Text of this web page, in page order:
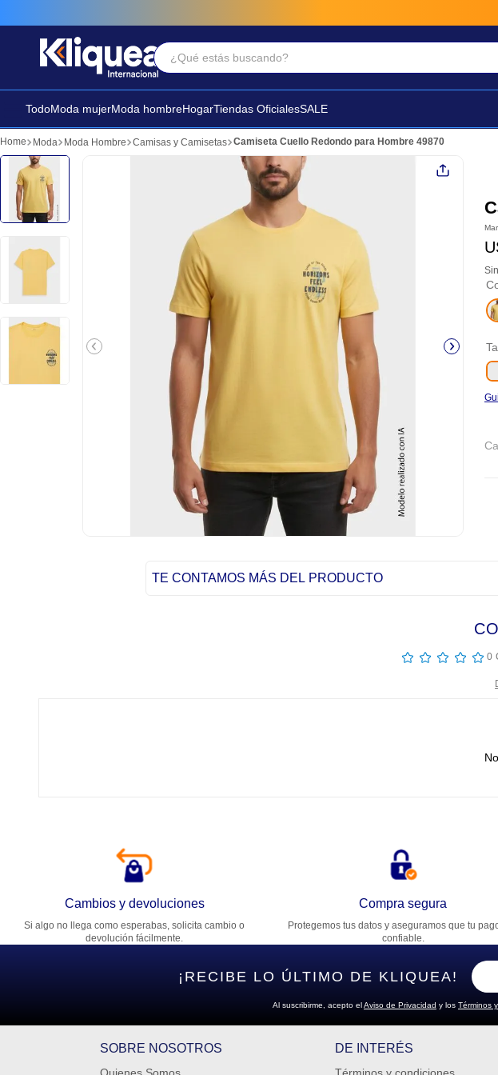
¿Qué estás buscando?
TodoModa mujerModa hombreHogarTiendas OficialesSALE
Moda Moda Hombre Camisas y Camisetas Camiseta Cuello Redondo para Hombre 49870
TE CONTAMOS MÁS DEL PRODUCTO
☆ ☆ ☆ ☆ ☆ 0
Dirección de email
Escribe un comentario
Cambios y devoluciones
Si algo no llega como esperabas, solicita cambio o
devolución fácilmente.
Compra segura
Protegemos tus datos y aseguramos que tu
confiable.
¡RECIBE LO ÚLTIMO DE KLIQUEA!
Al suscribirme, acepto elAviso de Privacidad y los Términos
SOBRE NOSOTROS DE INTERÉS
Términos Más Buscados
2. futbol